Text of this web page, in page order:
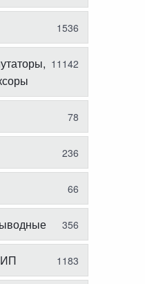
1536
11142
78
236
66
356
1183